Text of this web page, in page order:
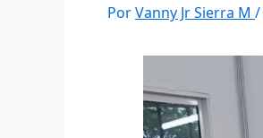
PorVanny Jr Sierra M /